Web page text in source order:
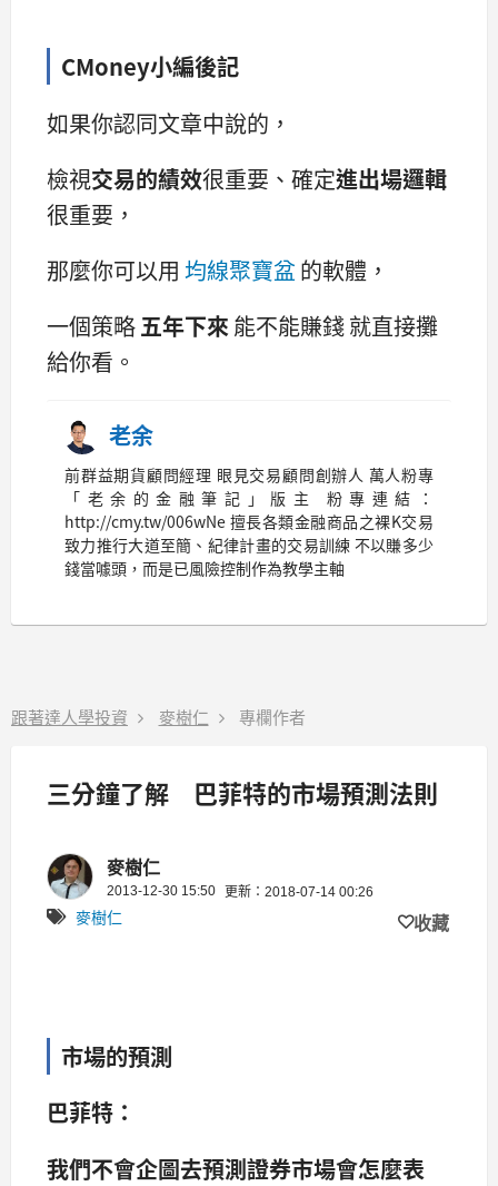
CMoney小編後記
如果你認同文章中說的，
檢視交易的績效很重要、確定進出場邏輯
很重要，
那麼你可以用 均線聚寶盆 的軟體，
一個策略五年下來能不能賺錢 就直接攤
給你看。
老余
前群益期貨顧問經理 眼見交易顧問創辦人 萬人粉專
「老余的金融筆記」版主 粉專連結：
http://cmy.tw/006wNe 擅長各類金融商品之裸K交易
致力推行大道至簡、紀律計畫的交易訓練 不以賺多少
錢當噱頭，而是已風險控制作為教學主軸
跟著達人學投資 麥樹仁 專欄作者
三分鐘了解 巴菲特的市場預測法則
麥樹仁
2013-12-30 15:50 更新：2018-07-14 00:26
麥樹仁 收藏
市場的預測
巴菲特：
我們不會企圖去預測證券市場會怎麼表